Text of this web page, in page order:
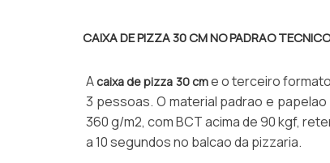
CAIXA DE PIZZA 30 CM NO PADRAO
Acaixa de pizza 30 cme o terceiro formato
3 pessoas. O material padrao e
360 g/m2, com BCT acima de 90 kgf,
a 10 segundos no balcao da pizzaria.